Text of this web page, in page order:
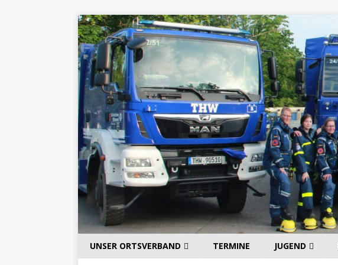
UNSER ORTSVERBAND TERMINE JUGEND